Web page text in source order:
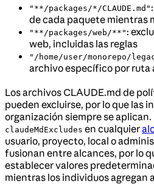
"**/packages/*/CLAUDE.md"
de cada paquete mientras
"**/packages/web/**" :
web, incluidas las reglas
"/home/user/monorepo/
archivo específico por ruta
Los archivos CLAUDE.md de
pueden excluirse, por lo que las
organización siempre se
claudeMdExcludes en cualquier
usuario, proyecto, local o
fusionan entre alcances, por lo
establecer valores
mientras los individuos agregan